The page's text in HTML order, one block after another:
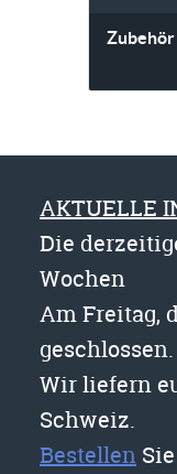
Zubehör
AKTUELLE
Die
Wochen
Am Freitag,
geschlossen.
Wir liefern
Schweiz.
Bestellen